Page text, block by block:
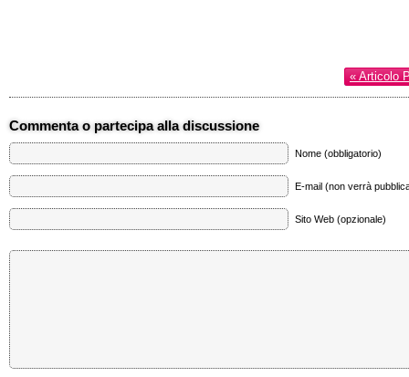
« Articolo
Commenta o partecipa alla discussione
Nome (obbligatorio)
E-mail (non verrà
Sito Web (opzionale)